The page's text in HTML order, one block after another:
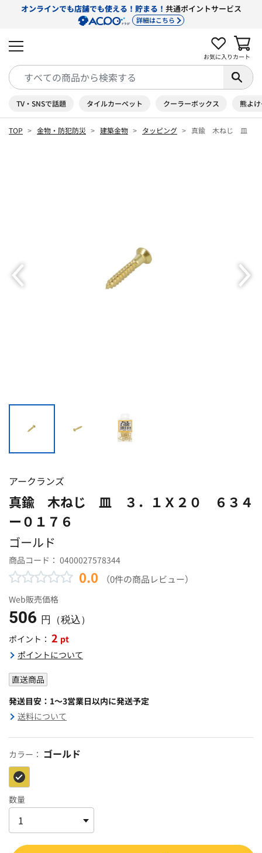
オンラインでも店舗でも使える！貯まる！ 共通ポイントサービス
詳細はこちら
お気に入り カート
TV・SNSで話題 タイルカーペット クーラーボックス 熊よ
TOP 金物・防犯防災 建築金物 タッピング 真鍮 木ねじ 皿 ３
アークランズ
真鍮 木ねじ 皿 ３．１Ｘ２０ ６３４
ー０１７６
ゴールド
商品コード： 0400027578344
0.0 （0件の商品レビュー）
Web販売価格
506 円（税込）
ポイント： 2 pt
ポイントについて
直送商品
発送目安：1～3営業日以内に発送予定
送料について
カラー： ゴールド
数量